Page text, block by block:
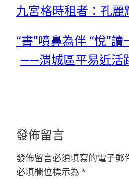
九宮格時租者：孔麗
“書”噴鼻為伴 “悅”
——渭城區平易近活
發佈留言
發佈留言必須填寫的電子郵
必填欄位標示為 *